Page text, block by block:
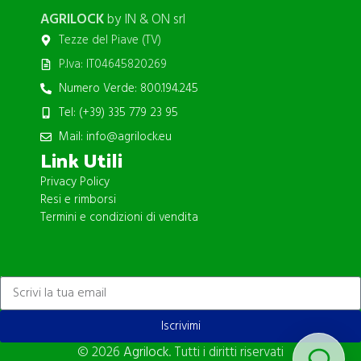
AGRILOCKby IN & ON srl
Tezze del Piave (TV)
P.Iva: IT04645820269
Numero Verde: 800.194.245
Tel: (+39) 335 779 23 95
Mail: info@agrilock.eu
Link Utili
Privacy Policy
Resi e rimborsi
Termini e condizioni di vendita
ISCRIVITI ALLA NEWSLETTER
Iscrivimi
© 2026Agrilock. Tutti i diritti riservati